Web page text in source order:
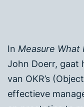
In Measure What
John Doerr, gaat
van OKR’s
effectieve